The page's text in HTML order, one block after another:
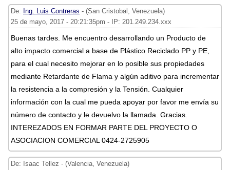
De: Ing. Luis Contreras - (San Cristobal, Venezuela)
25 de mayo, 2017 - 20:21:35pm - IP: 201.249.234.xxx
Buenas tardes. Me encuentro desarrollando un Producto de
alto impacto comercial a base de Plástico Reciclado PP y PE,
para el cual necesito mejorar en lo posible sus propiedades
mediante Retardante de Flama y algún aditivo para incrementar
la resistencia a la compresión y la Tensión. Cualquier
información con la cual me pueda apoyar por favor me envía su
número de contacto y le devuelvo la llamada. Gracias.
INTEREZADOS EN FORMAR PARTE DEL PROYECTO O
ASOCIACION COMERCIAL 0424-2725905
De: Isaac Tellez - (Valencia, Venezuela)